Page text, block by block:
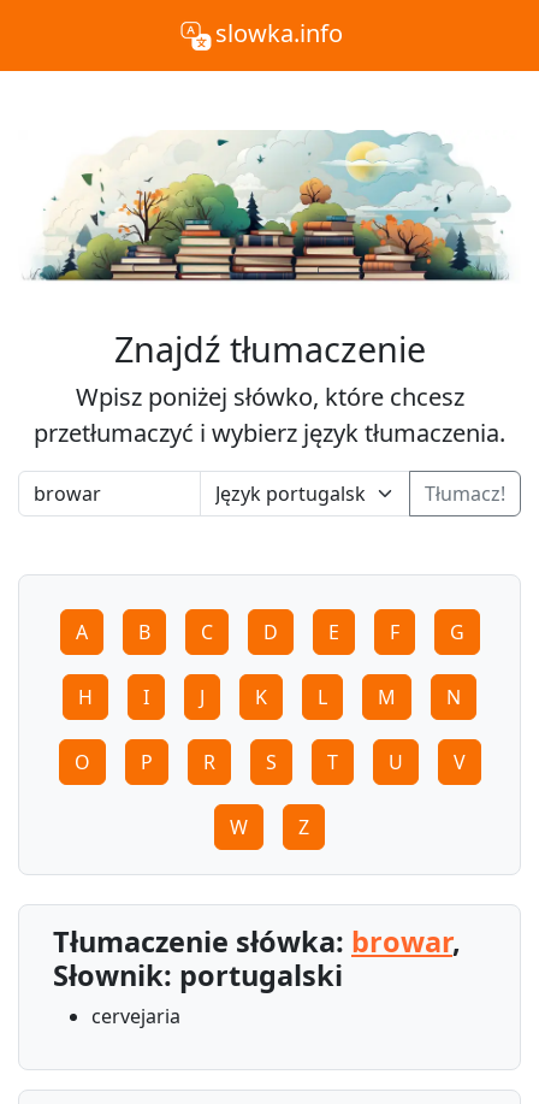
slowka.info
Znajdź tłumaczenie
Wpisz poniżej słówko, które chcesz
przetłumaczyć i wybierz język tłumaczenia.
Tłumacz!
A B C D E F G
H I J K L M N
O P R S T U V
W Z
Tłumaczenie słówka: browar,
Słownik: portugalski
cervejaria